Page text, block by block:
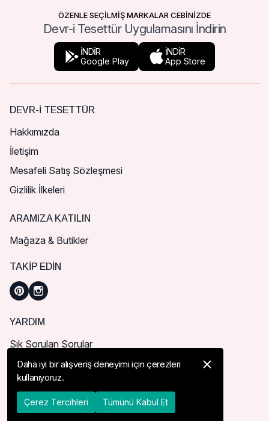
ÖZENLE SEÇİLMİŞ MARKALAR CEBİNİZDE
Devr-i Tesettür Uygulamasını İndirin
İNDİR
Google Play
İNDİR
App Store
DEVR-I TESETTÜR
Hakkımızda
İletişim
Mesafeli Satış Sözleşmesi
Gizlilik İlkeleri
ARAMIZA KATILIN
Mağaza & Butikler
TAKIP EDIN
YARDIM
Sık Sorulan Sorular
Nasıl Sipariş Verebilirim?
Kargo ve Teslimat
İade, İptal ve Değişim
Daha iyi bir alışveriş deneyimi için çerezleri
kullanıyoruz.
Çerez Tercihleri Tümünü Kabul Et